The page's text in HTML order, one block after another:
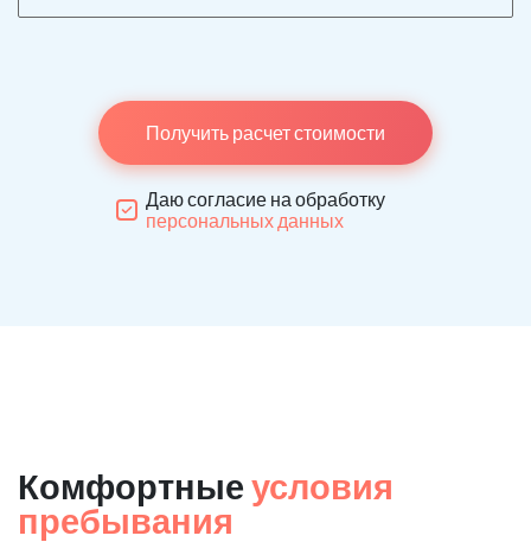
Получить расчет стоимости
Даю согласие на обработку
персональных данных
Комфортные условия
пребывания